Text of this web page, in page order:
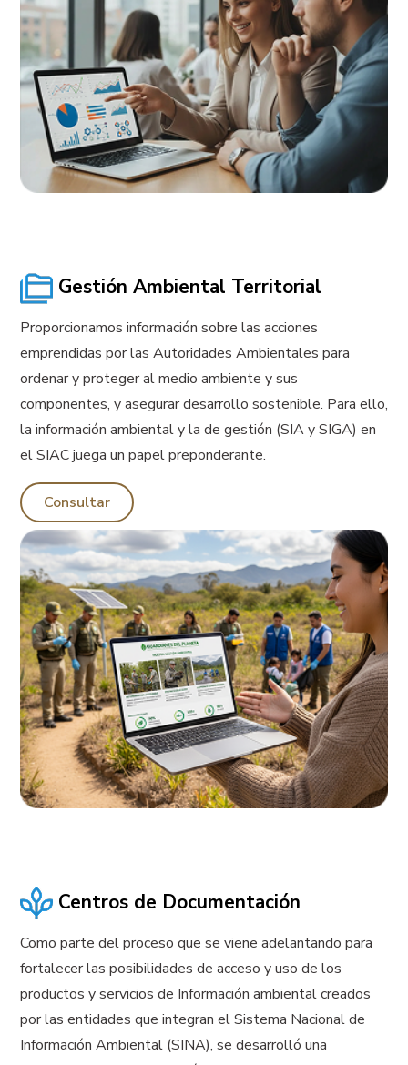
Gestión Ambiental Territorial
Proporcionamos información sobre las acciones
emprendidas por las Autoridades Ambientales para
ordenar y proteger al medio ambiente y sus
componentes, y asegurar desarrollo sostenible. Para ello,
la información ambiental y la de gestión (SIA y SIGA) en
el SIAC juega un papel preponderante.
Consultar
Centros de Documentación
Como parte del proceso que se viene adelantando para
fortalecer las posibilidades de acceso y uso de los
productos y servicios de Información ambiental creados
por las entidades que integran el Sistema Nacional de
Información Ambiental (SINA), se desarrolló una